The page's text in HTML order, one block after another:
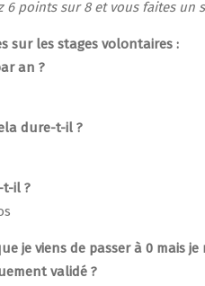
6 points sur 8 et vous faites un
sur les stages volontaires :
an ?
dure-t-il ?
il ?
je viens de passer à 0 mais
validé ?